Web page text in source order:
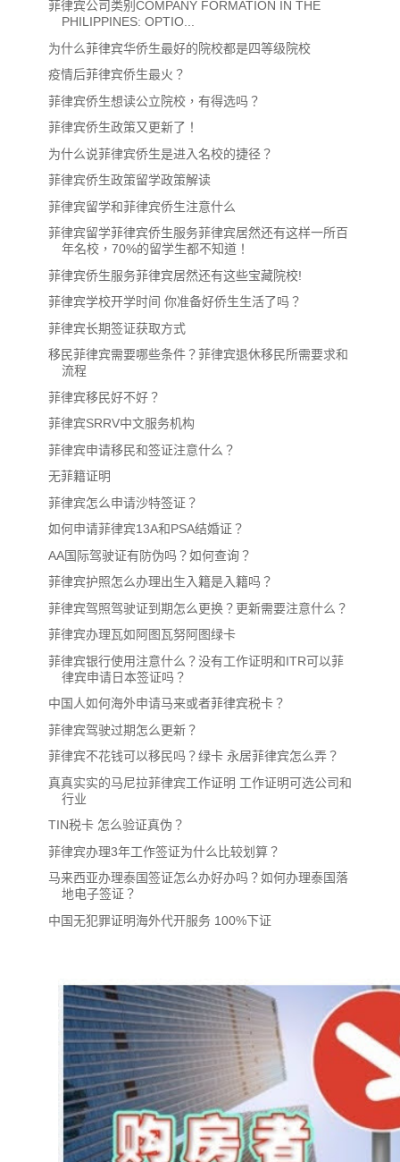
菲律宾公司类别COMPANY FORMATION IN THE
PHILIPPINES: OPTIO...
为什么菲律宾华侨生最好的院校都是四等级院校
疫情后菲律宾侨生最火？
菲律宾侨生想读公立院校，有得选吗？
菲律宾侨生政策又更新了！
为什么说菲律宾侨生是进入名校的捷径？
菲律宾侨生政策留学政策解读
菲律宾留学和菲律宾侨生注意什么
菲律宾留学菲律宾侨生服务菲律宾居然还有这样一所百
年名校，70%的留学生都不知道！
菲律宾侨生服务菲律宾居然还有这些宝藏院校!
菲律宾学校开学时间 你准备好侨生生活了吗？
菲律宾长期签证获取方式
移民菲律宾需要哪些条件？菲律宾退休移民所需要求和
流程
菲律宾移民好不好？
菲律宾SRRV中文服务机构
菲律宾申请移民和签证注意什么？
无菲籍证明
菲律宾怎么申请沙特签证？
如何申请菲律宾13A和PSA结婚证？
AA国际驾驶证有防伪吗？如何查询？
菲律宾护照怎么办理出生入籍是入籍吗？
菲律宾驾照驾驶证到期怎么更换？更新需要注意什么？
菲律宾办理瓦如阿图瓦努阿图绿卡
菲律宾银行使用注意什么？没有工作证明和ITR可以菲
律宾申请日本签证吗？
中国人如何海外申请马来或者菲律宾税卡？
菲律宾驾驶过期怎么更新？
菲律宾不花钱可以移民吗？绿卡 永居菲律宾怎么弄？
真真实实的马尼拉菲律宾工作证明 工作证明可选公司和
行业
TIN税卡 怎么验证真伪？
菲律宾办理3年工作签证为什么比较划算？
马来西亚办理泰国签证怎么办好办吗？如何办理泰国落
地电子签证？
中国无犯罪证明海外代开服务 100%下证